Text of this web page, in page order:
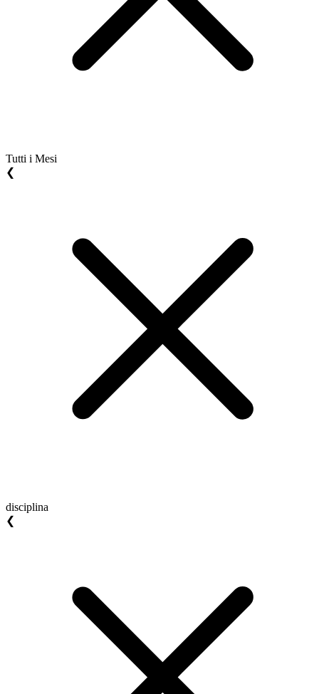
Tutti i Mesi
❮
disciplina
❮